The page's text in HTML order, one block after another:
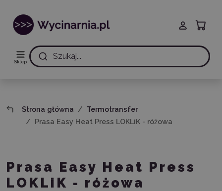
Sklep
Szukaj...
Strona główna
Termotransfer
Prasa Easy Heat Press LOKLiK - różowa
Prasa Easy Heat Press
LOKLiK - różowa